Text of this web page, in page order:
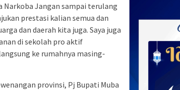
Narkoba Jangan sampai terulang
prestasi kalian semua dan
dan daerah kita juga. Saya juga
di sekolah pro aktif
ke rumahnya masing-
provinsi, Pj Bupati Muba